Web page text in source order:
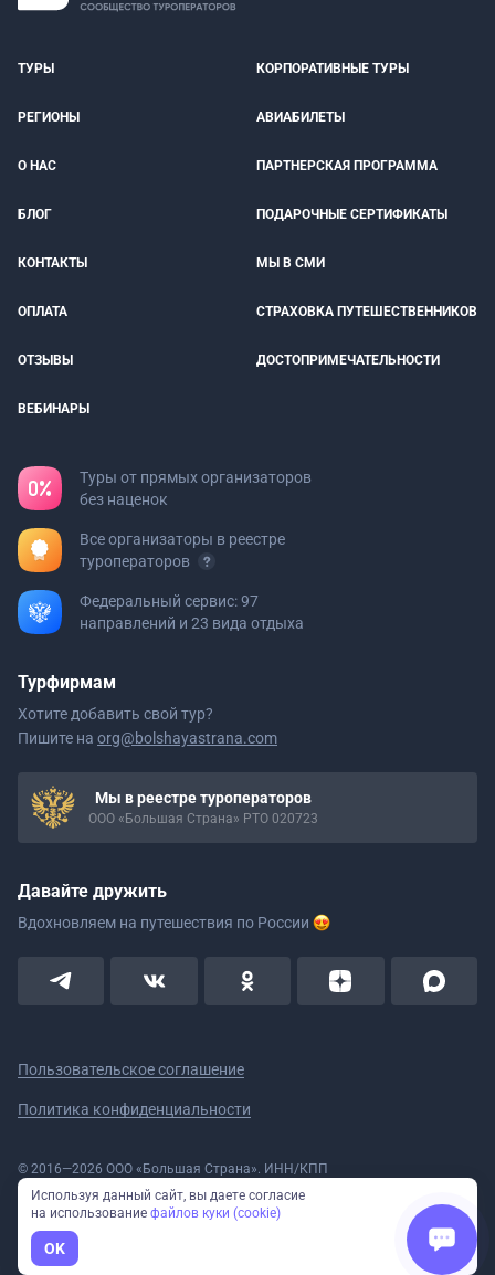
ТУРЫ КОРПОРАТИВНЫЕ ТУРЫ
РЕГИОНЫ АВИАБИЛЕТЫ
О НАС ПАРТНЕРСКАЯ ПРОГРАММА
БЛОГ ПОДАРОЧНЫЕ СЕРТИФИКАТЫ
КОНТАКТЫ МЫ В СМИ
ОПЛАТА СТРАХОВКА ПУТЕШЕСТВЕННИКОВ
ОТЗЫВЫ ДОСТОПРИМЕЧАТЕЛЬНОСТИ
ВЕБИНАРЫ
Туры от прямых организаторов
без наценок
Все организаторы в реестре
туроператоров
Федеральный сервис: 97
направлений и 23 вида отдыха
Турфирмам
Хотите добавить свой тур?
Пишите на org@bolshayastrana.com
Мы в реестре туроператоров
ООО «Большая Страна» РТО 020723
Давайте дружить
Вдохновляем на путешествия по России
Пользовательское соглашение
Политика конфиденциальности
© 2016—2026 ООО «Большая Страна». ИНН/КПП
5908078160/590801001 ОГРН 1185958020533
Номер в реестре Роскомнадзора № 59-18-006319 (Приказ № 321 от
11.10.2018)
Полное или частичное копирование изображений и текстов возможно
только с указанием активной ссылки на сайт Большая Страна.
Используя данный сайт, вы даете согласие
на использование файлов куки (cookie)
OK